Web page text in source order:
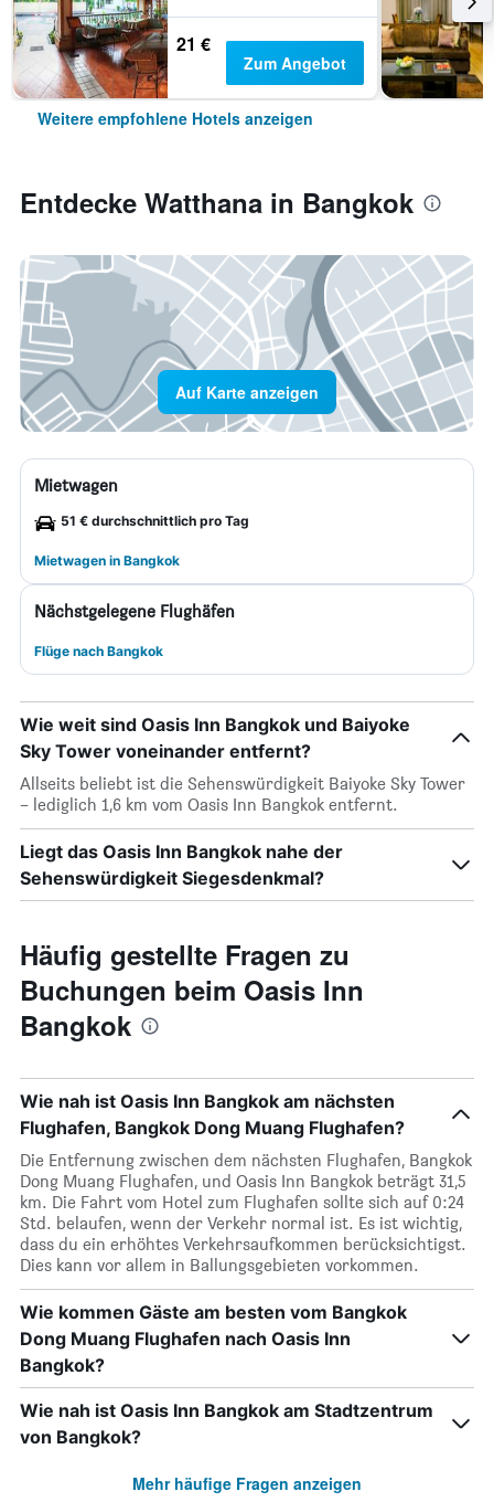
21 €
Zum Angebot
Weitere empfohlene Hotels anzeigen
Entdecke Watthana in Bangkok
Auf Karte anzeigen
Mietwagen
51 € durchschnittlich pro Tag
Mietwagen in Bangkok
Nächstgelegene Flughäfen
Flüge nach Bangkok
Wie weit sind Oasis Inn Bangkok und Baiyoke
Sky Tower voneinander entfernt?
Allseits beliebt ist die Sehenswürdigkeit Baiyoke Sky Tower
– lediglich 1,6 km vom Oasis Inn Bangkok entfernt.
Liegt das Oasis Inn Bangkok nahe der
Sehenswürdigkeit Siegesdenkmal?
Häufig gestellte Fragen zu
Buchungen beim Oasis Inn
Bangkok
Wie nah ist Oasis Inn Bangkok am nächsten
Flughafen, Bangkok Dong Muang Flughafen?
Die Entfernung zwischen dem nächsten Flughafen, Bangkok
Dong Muang Flughafen, und Oasis Inn Bangkok beträgt 31,5
km. Die Fahrt vom Hotel zum Flughafen sollte sich auf 0:24
Std. belaufen, wenn der Verkehr normal ist. Es ist wichtig,
dass du ein erhöhtes Verkehrsaufkommen berücksichtigst.
Dies kann vor allem in Ballungsgebieten vorkommen.
Wie kommen Gäste am besten vom Bangkok
Dong Muang Flughafen nach Oasis Inn
Bangkok?
Wie nah ist Oasis Inn Bangkok am Stadtzentrum
von Bangkok?
Mehr häufige Fragen anzeigen